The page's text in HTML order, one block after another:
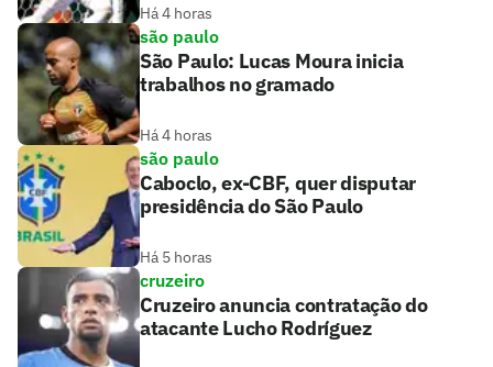
Há 4 horas
são paulo
São Paulo: Lucas Moura inicia
trabalhos no gramado
Há 4 horas
são paulo
Caboclo, ex-CBF, quer disputar
presidência do São Paulo
Há 5 horas
cruzeiro
Cruzeiro anuncia contratação do
atacante Lucho Rodríguez